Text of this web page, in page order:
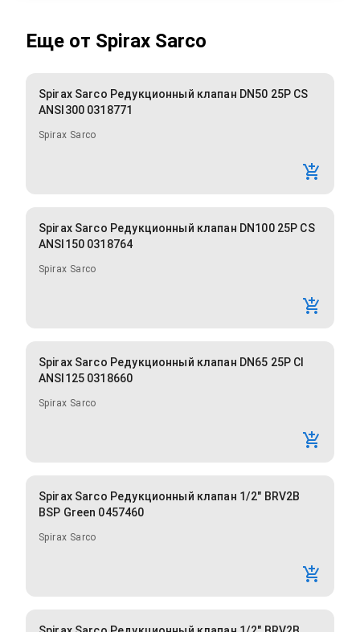
Еще от Spirax Sarco
Spirax Sarco Редукционный клапан DN50 25P CS
ANSI300 0318771
Spirax Sarco
Spirax Sarco Редукционный клапан DN100 25P CS
ANSI150 0318764
Spirax Sarco
Spirax Sarco Редукционный клапан DN65 25P CI
ANSI125 0318660
Spirax Sarco
Spirax Sarco Редукционный клапан 1/2" BRV2B
BSP Green 0457460
Spirax Sarco